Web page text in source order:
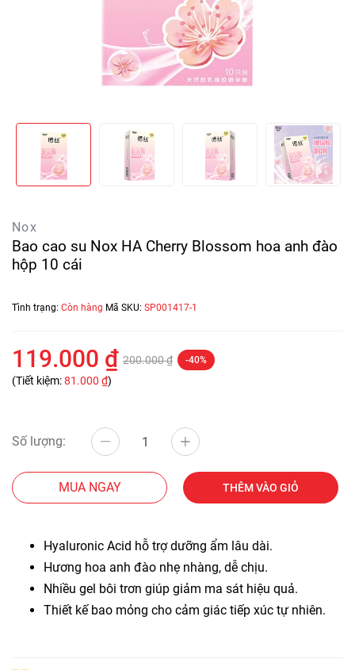
Nox
Bao cao su Nox HA Cherry Blossom hoa anh đào
hộp 10 cái
Tình trạng: Còn hàng Mã SKU: SP001417-1
119.000 ₫ 200.000 ₫ -40%
(Tiết kiệm:81.000 ₫)
Số lượng:
MUA NGAY THÊM VÀO GIỎ
Hyaluronic Acid hỗ trợ dưỡng ẩm lâu dài.
Hương hoa anh đào nhẹ nhàng, dễ chịu.
Nhiều gel bôi trơn giúp giảm ma sát hiệu quả.
Thiết kế bao mỏng cho cảm giác tiếp xúc tự nhiên.